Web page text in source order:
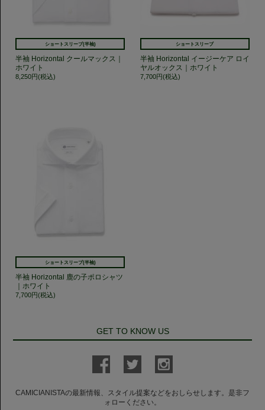
ショートスリーブ(半袖)
半袖 Horizontal クールマックス｜
ホワイト
8,250円(税込)
ショートスリーブ
半袖 Horizontal イージーケア ロイ
ヤルオックス｜ホワイト
7,700円(税込)
ショートスリーブ(半袖)
半袖 Horizontal 鹿の子ポロシャツ
｜ホワイト
7,700円(税込)
GET TO KNOW US
CAMICIANISTAの最新情報、スタイル提案などをおしらせします。是非フ
ォローください。